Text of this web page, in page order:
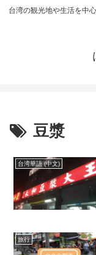
台湾の観光地や生活を中
豆漿
台湾華語 (中文)
旅行